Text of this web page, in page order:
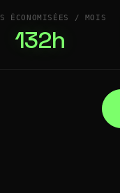
ÉCONOMISÉES / MOIS
132h